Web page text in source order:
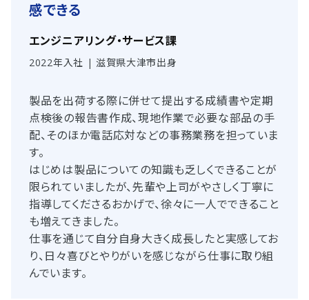
感できる
エンジニアリング・サービス課
2022年入社 | 滋賀県大津市出身
製品を出荷する際に併せて提出する成績書や定期
点検後の報告書作成、現地作業で必要な部品の手
配、そのほか電話応対などの事務業務を担っていま
す。
はじめは製品についての知識も乏しくできることが
限られていましたが、先輩や上司がやさしく丁寧に
指導してくださるおかげで、徐々に一人でできること
も増えてきました。
仕事を通じて自分自身大きく成長したと実感してお
り、日々喜びとやりがいを感じながら仕事に取り組
んでいます。